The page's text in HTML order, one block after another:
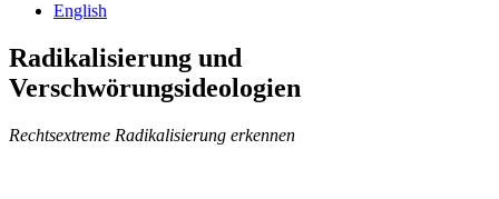
English
Radikalisierung und
Verschwörungsideologien
Rechtsextreme Radikalisierung erkennen